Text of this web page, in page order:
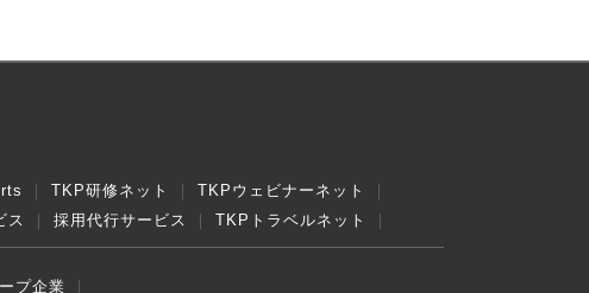
TKP研修ネット
TKPウェビナーネット
ス 採用代行サービス TKPトラベルネット
プ企業